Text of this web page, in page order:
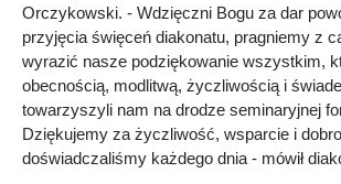
Orczykowski. - Wdzięczni Bogu za dar
przyjęcia święceń diakonatu, pragniemy z
wyrazić nasze podziękowanie wszystkim,
obecnością, modlitwą, życzliwością i
towarzyszyli nam na drodze seminaryjnej
Dziękujemy za życzliwość, wsparcie i
doświadczaliśmy każdego dnia - mówił